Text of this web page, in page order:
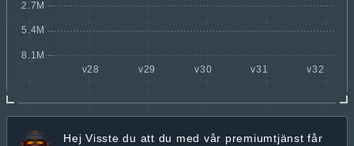
Hej Visste du att du med vår premiumtjänst får